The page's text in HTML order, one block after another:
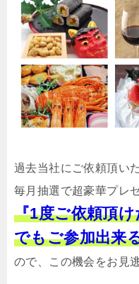
過去当社にご依頼頂い
毎月抽選で超豪華プレ
『1度ご依頼頂
でもご参加出来
ので、この機会をお見